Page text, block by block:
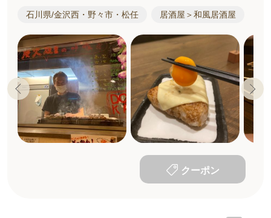
石川県/金沢西・野々市・松任 居酒屋＞和風居酒屋
クーポン